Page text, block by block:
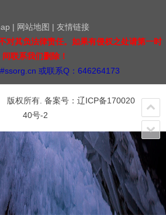
| 网站地图 | 友情链接
对其负法律责任。如果有侵权之处请第一时
间联系我们删除！
或联系Q：646264173
权所有. 备案号： 辽ICP备170020
40号-2